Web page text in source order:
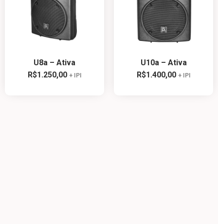
U8a – Ativa
R$1.250,00 + IPI
U10a – Ativa
R$1.400,00 + IPI